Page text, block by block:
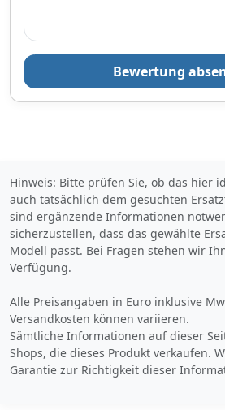
Bewertung
Hinweis: Bitte prüfen Sie, ob das hier
auch tatsächlich dem gesuchten
sind ergänzende Informationen
sicherzustellen, dass das gewählte
Modell passt. Bei Fragen stehen wir
Verfügung.
Alle Preisangaben in Euro inklusive
Versandkosten können variieren.
Sämtliche Informationen auf dieser
Shops, die dieses Produkt verkaufen.
Garantie zur Richtigkeit dieser